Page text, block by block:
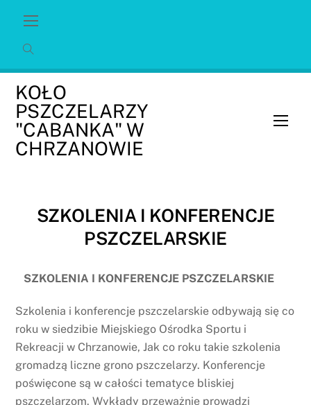
content
Menu
KOŁO
PSZCZELARZY
"CABANKA" W
CHRZANOWIE
SZKOLENIA I KONFERENCJE
PSZCZELARSKIE
SZKOLENIA I KONFERENCJE PSZCZELARSKIE
Szkolenia i konferencje pszczelarskie odbywają się co
roku w siedzibie Miejskiego Ośrodka Sportu i
Rekreacji w Chrzanowie, Jak co roku takie szkolenia
gromadzą liczne grono pszczelarzy. Konferencje
poświęcone są w całości tematyce bliskiej
pszczelarzom. Wykłady przeważnie prowadzi